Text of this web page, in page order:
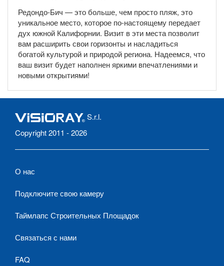
Редондо-Бич — это больше, чем просто пляж, это
уникальное место, которое по-настоящему передает
дух южной Калифорнии. Визит в эти места позволит
вам расширить свои горизонты и насладиться
богатой культурой и природой региона. Надеемся, что
ваш визит будет наполнен яркими впечатлениями и
новыми открытиями!
S.r.l.
Copyright 2011 - 2026
О нас
Подключите свою камеру
Таймлапс Строительных Площадок
Связаться с нами
FAQ